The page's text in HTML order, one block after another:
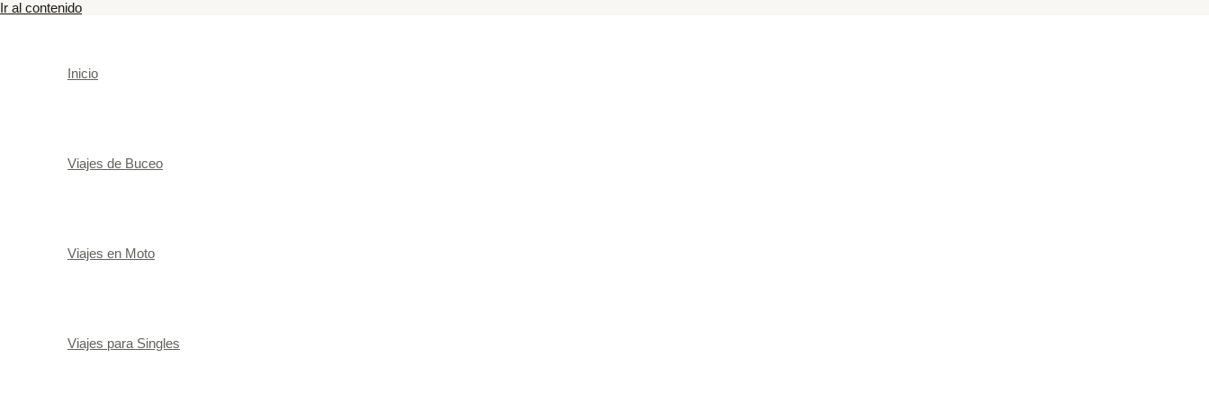
Ir al contenido
Inicio
Viajes de Buceo
Viajes en Moto
Viajes para Singles